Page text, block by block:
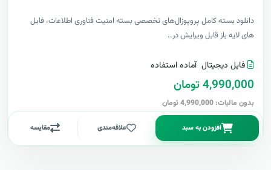
دانلود بسته کامل پروپوزال‌های تخصصی بسته امنیت فناوری اطلاعات، فایل
های لایه باز قابل ویرایش در..
فایل دیجیتال آماده استفاده
4,990,000 تومان
بدون مالیات: 4,990,000 تومان
افزودن به سبد علاقه‌مندی مقایسه